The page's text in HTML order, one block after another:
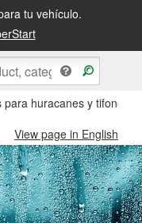
tu vehículo.
para huracanes y tifones -
View page in English